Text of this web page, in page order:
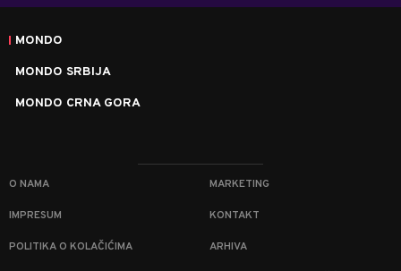
MONDO
MONDO SRBIJA
MONDO CRNA GORA
O NAMA MARKETING
IMPRESUM KONTAKT
POLITIKA O KOLAČIĆIMA ARHIVA